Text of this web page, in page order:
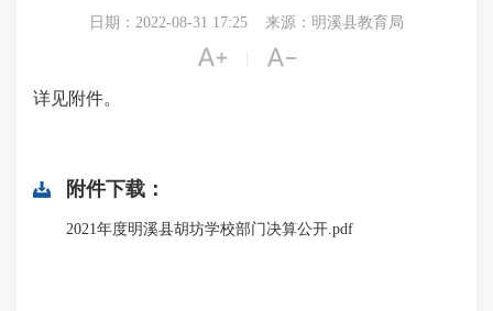
日期：2022-08-31 17:25 来源：明溪县教育局
 
详见附件。
附件下载：
2021年度明溪县胡坊学校部门决算公开.pdf